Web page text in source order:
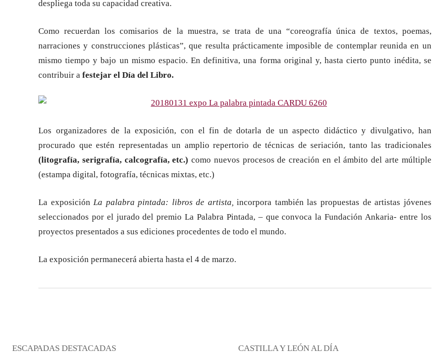
despliega toda su capacidad creativa.
Como recuerdan los comisarios de la muestra, se trata de una “coreografía única de textos, poemas,
narraciones y construcciones plásticas”, que resulta prácticamente imposible de contemplar reunida en un
mismo tiempo y bajo un mismo espacio. En definitiva, una forma original y, hasta cierto punto inédita, se
contribuir a festejar el Día del Libro.
Los organizadores de la exposición, con el fin de dotarla de un aspecto didáctico y divulgativo, han
procurado que estén representadas un amplio repertorio de técnicas de seriación, tanto las tradicionales
(litografía, serigrafía, calcografía, etc.) como nuevos procesos de creación en el ámbito del arte múltiple
(estampa digital, fotografía, técnicas mixtas, etc.)
La exposiciónLa palabra pintada: libros de artista,incorpora también las propuestas de artistas jóvenes
seleccionados por el jurado del premio La Palabra Pintada, – que convoca la Fundación Ankaria- entre los
proyectos presentados a sus ediciones procedentes de todo el mundo.
La exposición permanecerá abierta hasta el 4 de marzo.
ESCAPADAS DESTACADAS CASTILLA Y LEÓN AL DÍA